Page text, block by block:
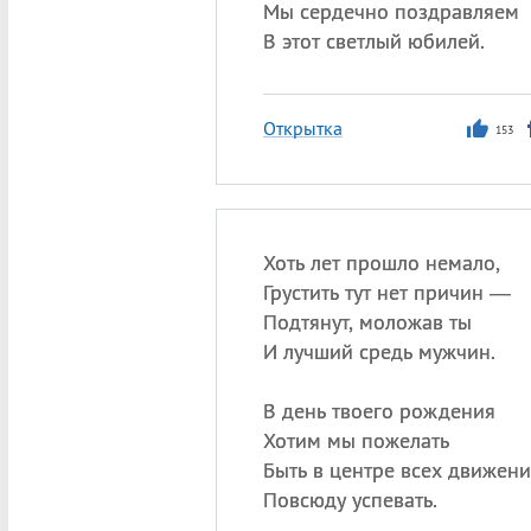
Мы сердечно поздравляем
В этот светлый юбилей.
Открытка 153
Хоть лет прошло немало,
Грустить тут нет причин —
Подтянут, моложав ты
И лучший средь мужчин.
В день твоего рождения
Хотим мы пожелать
Быть в центре всех
Повсюду успевать.